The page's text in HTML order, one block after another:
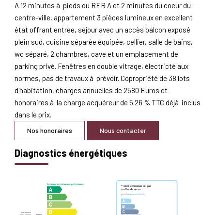
A 12 minutes à pieds du RER A et 2 minutes du coeur du
centre-ville, appartement 3 pièces lumineux en excellent
état offrant entrée, séjour avec un accès balcon exposé
plein sud, cuisine séparée équipée, cellier, salle de bains,
wc séparé, 2 chambres, cave et un emplacement de
parking privé. Fenêtres en double vitrage, électricté aux
normes, pas de travaux à prévoir. Copropriété de 38 lots
d'habitation, charges annuelles de 2580 Euros et
honoraires à la charge acquéreur de 5.26 % TTC déjà inclus
dans le prix.
Nos honoraires Nous contacter
Diagnostics énergétiques